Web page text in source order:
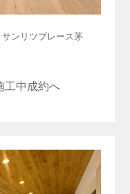
ンリツプレース茅
工中成約へ